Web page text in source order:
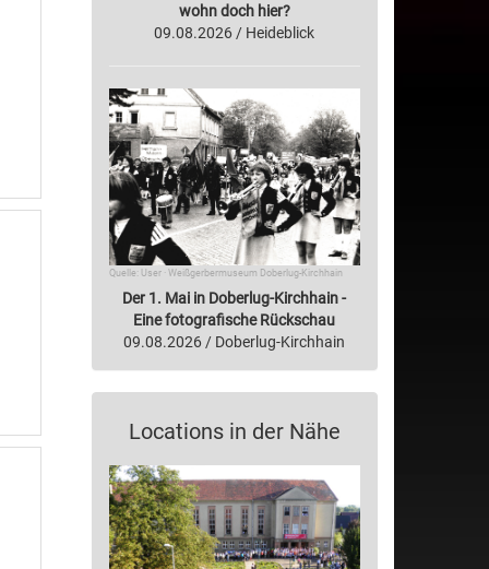
wohn doch hier?
09.08.2026 / Heideblick
Quelle: User · Weißgerbermuseum Doberlug-Kirchhain
Der 1. Mai in Doberlug-Kirchhain -
Eine fotografische Rückschau
09.08.2026 / Doberlug-Kirchhain
Locations in der Nähe